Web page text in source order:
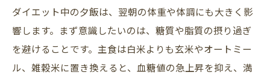
ダイエット中の夕飯は、翌朝の体重や体調にも大きく影
響します。まず意識したいのは、糖質や脂質の摂り過ぎ
を避けることです。主食は白米よりも玄米やオートミー
ル、雑穀米に置き換えると、血糖値の急上昇を抑え、満